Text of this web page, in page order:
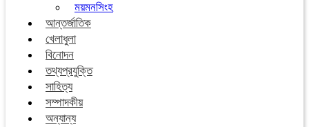
ময়মনসিংহ
আন্তর্জাতিক
খেলাধুলা
বিনোদন
তথ্যপ্রযুক্তি
সাহিত্য
সম্পাদকীয়
অন্যান্য